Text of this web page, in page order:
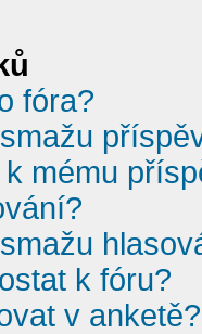
fóra?
mému
k fóru?
v anketě?